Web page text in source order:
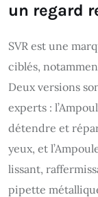
un regard
SVR est une
ciblés,
Deux versions
experts :
détendre et
yeux, et
lissant,
pipette